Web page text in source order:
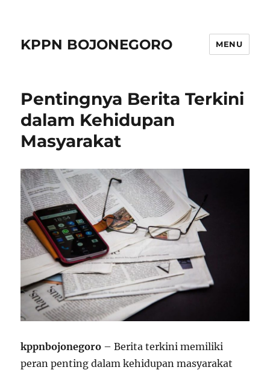
KPPN BOJONEGORO MENU
Pentingnya Berita Terkini
dalam Kehidupan
Masyarakat
kppnbojonegoro – Berita terkini memiliki
peran penting dalam kehidupan masyarakat